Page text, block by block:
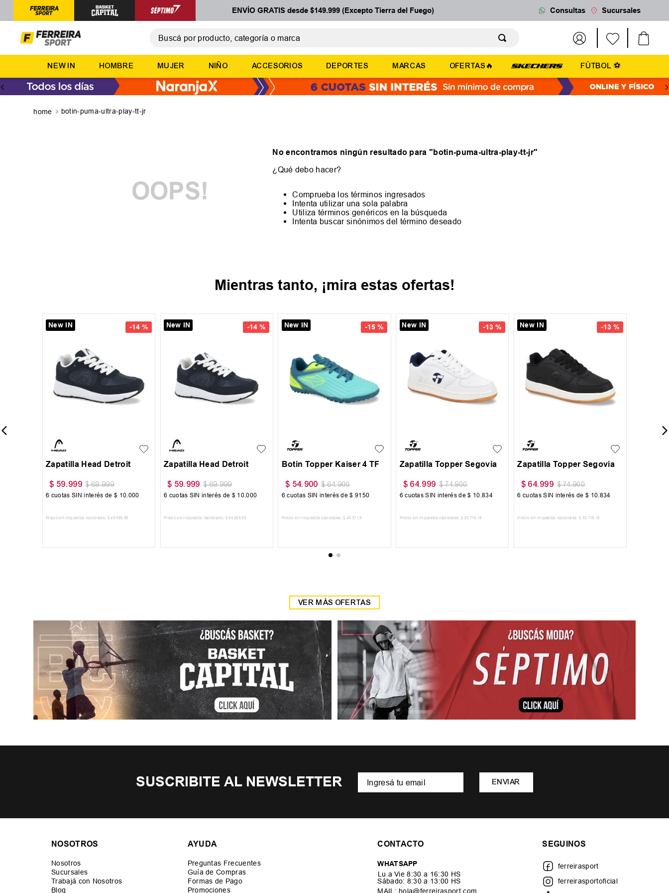
ENVÍO GRATIS desde $149.999 (Excepto Tierra del Fuego) Consultas Sucursales
NEW IN HOMBRE MUJER NIÑO ACCESORIOS DEPORTES MARCAS OFERTAS🔥 FÚTBOL ⚽
botin-puma-ultra-play-tt-jr
OOPS!
No encontramos ningún resultado para "botin-puma-ultra-play-tt-jr"
¿Qué debo hacer?
Comprueba los términos ingresados
Intenta utilizar una sola palabra
Utiliza términos genéricos en la búsqueda
Intenta buscar sinónimos del término deseado
Mientras tanto, ¡mira estas ofertas!
-14 %
New IN
44
Zapatilla Head Detroit
$ 59.999 $ 69.999
6 cuotas SIN interés de $ 10.000
Precio sin impuestos nacionales: $ 49 .585 95
-14 %
New IN
Zapatilla Head Detroit
$ 59. 999 $ 69.999
6 cuotas SIN interés de $ 10.000
Precio sin impuestos nacionales: $ 49.585 ,95
-15 %
New IN
41
Botin Topper Kaiser 4 TF
$ 54. 900 $ 64.900
6 cuotas SIN interés de$ 9150
Precio sin impuestos nacionales: $ 45 371 ,9
-13 %
New IN
39
Zapatilla Topper Segovia
$ 64.999 $ 74.900
6 cuotas SIN interés de$ 10 .834
Precio sin impuestos nacionales: $ 53 718 18
-13 %
New IN
39
Zapatilla Topper Segovia
$ 64.999 $ 74.900
6 cuotas SIN interés de$ 10.834
Precio sin impuestos nacionales: $ 53 718 18
VER MÁS OFERTAS
SUSCRIBITE AL NEWSLETTER ENVIAR
NOSOTROS
Nosotros
Sucursales
Trabajá con Nosotros
Blog
AYUDA
Preguntas Frecuentes
Guía de Compras
Formas de Pago
Promociones
CONTACTO
WHATSAPP
Lu a Vie 8:30 a 16:30 HS
Sábado: 8:30 a 13:00 HS
MAIL: hola@ferreirasport.com
SEGUINOS
ferreirasport
ferreirasportoficial
TÉRMINOS MÁS BUSCADOS
2
basquet